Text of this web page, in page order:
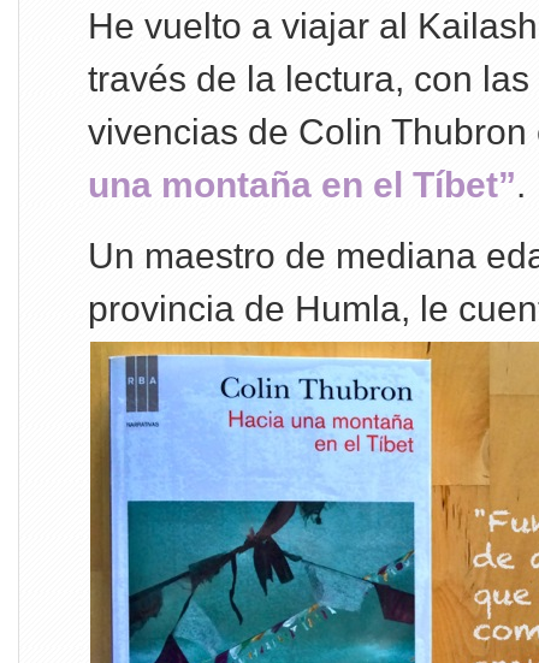
He vuelto a viajar al
través de la lectura, con
vivencias de Colin
una montaña en el Tíbet”.
Un maestro de mediana
provincia de Humla, le